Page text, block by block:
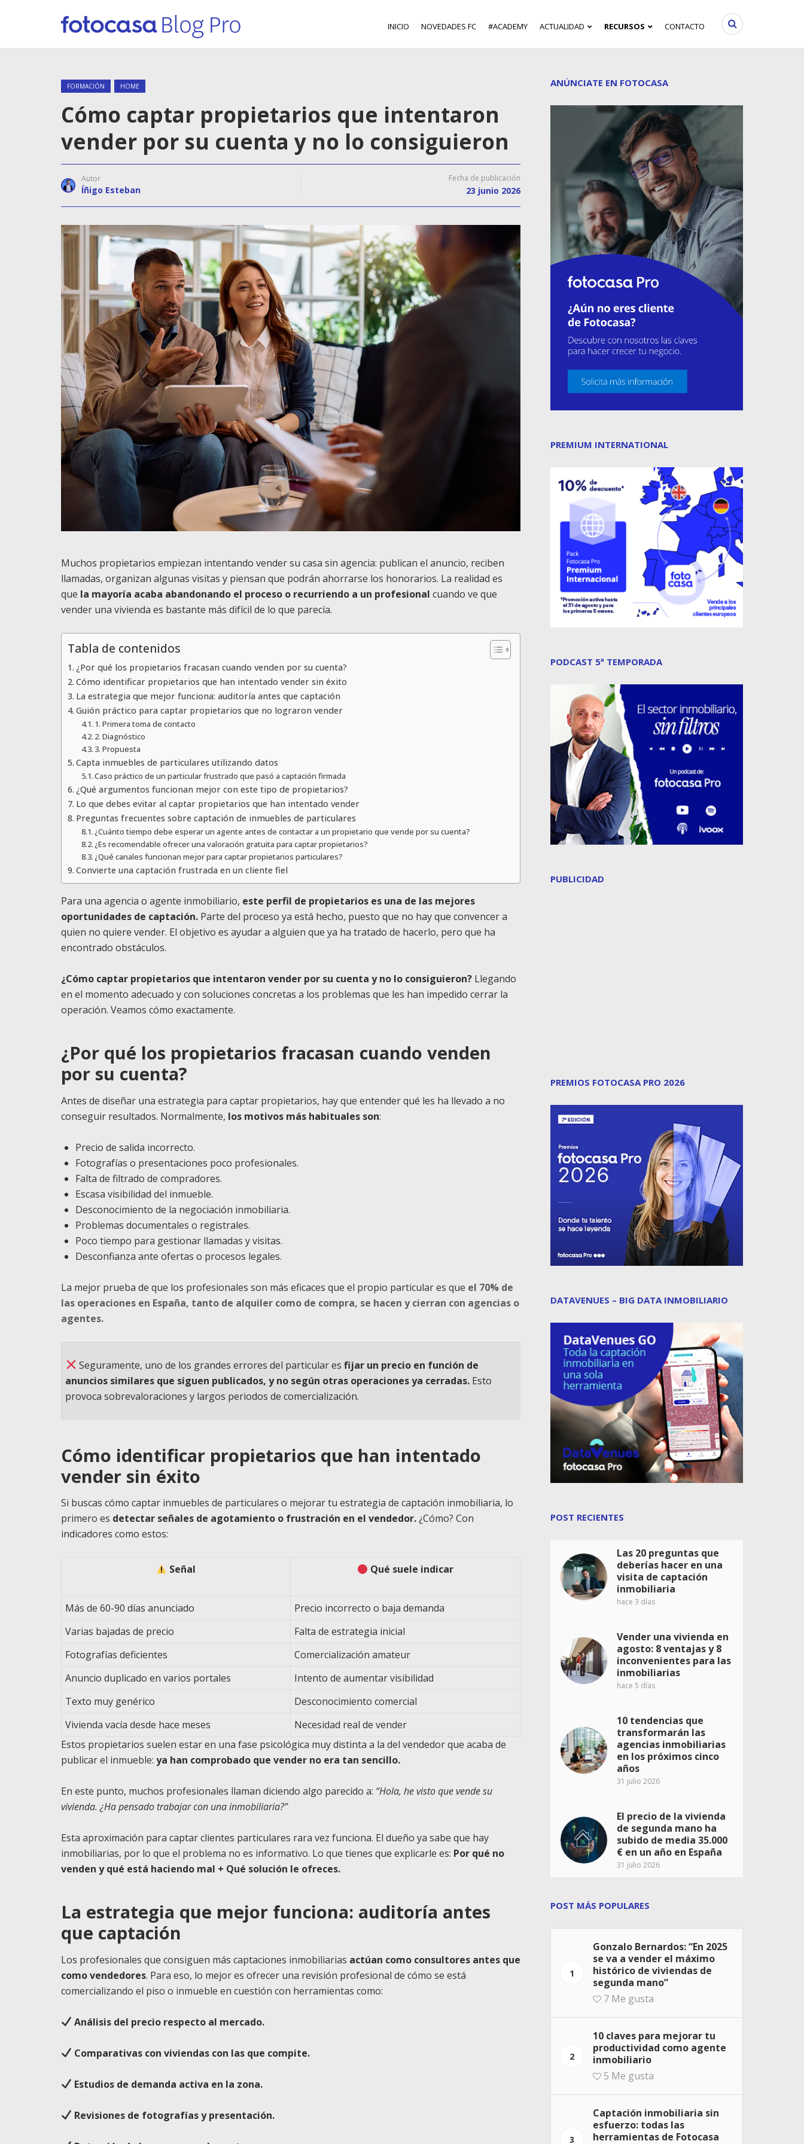
INICIO NOVEDADES FC #ACADEMY ACTUALIDAD RECURSOS CONTACTO
FORMACIÓN HOME
Cómo captar propietarios que intentaron
vender por su cuenta y no lo consiguieron
Autor
Íñigo Esteban
Fecha de publicación
23 junio 2026
Muchos propietarios empiezan intentando vender su casa sin agencia: publican el anuncio, reciben
llamadas, organizan algunas visitas y piensan que podrán ahorrarse los honorarios. La realidad es
que la mayoría acaba abandonando el proceso o recurriendo a un profesional cuando ve que
vender una vivienda es bastante más difícil de lo que parecía.
Tabla de contenidos
¿Por qué los propietarios fracasan cuando venden por su cuenta?
Cómo identificar propietarios que han intentado vender sin éxito
La estrategia que mejor funciona: auditoría antes que captación
Guión práctico para captar propietarios que no lograron vender
1. Primera toma de contacto
2. Diagnóstico
3. Propuesta
Capta inmuebles de particulares utilizando datos
Caso práctico de un particular frustrado que pasó a captación firmada
¿Qué argumentos funcionan mejor con este tipo de propietarios?
Lo que debes evitar al captar propietarios que han intentado vender
Preguntas frecuentes sobre captación de inmuebles de particulares
¿Cuánto tiempo debe esperar un agente antes de contactar a un propietario que vende por su cuenta?
¿Es recomendable ofrecer una valoración gratuita para captar propietarios?
¿Qué canales funcionan mejor para captar propietarios particulares?
Convierte una captación frustrada en un cliente fiel
Para una agencia o agente inmobiliario, este perfil de propietarios es una de las mejores
oportunidades de captación. Parte del proceso ya está hecho, puesto que no hay que convencer a
quien no quiere vender. El objetivo es ayudar a alguien que ya ha tratado de hacerlo, pero que ha
encontrado obstáculos.
¿Cómo captar propietarios que intentaron vender por su cuenta y no lo consiguieron? Llegando
en el momento adecuado y con soluciones concretas a los problemas que les han impedido cerrar la
operación. Veamos cómo exactamente.
¿Por qué los propietarios fracasan cuando venden
por su cuenta?
Antes de diseñar una estrategia para captar propietarios, hay que entender qué les ha llevado a no
conseguir resultados. Normalmente, los motivos más habituales son:
Precio de salida incorrecto.
Fotografías o presentaciones poco profesionales.
Falta de filtrado de compradores.
Escasa visibilidad del inmueble.
Desconocimiento de la negociación inmobiliaria.
Problemas documentales o registrales.
Poco tiempo para gestionar llamadas y visitas.
Desconfianza ante ofertas o procesos legales.
La mejor prueba de que los profesionales son más eficaces que el propio particular es que el 70% de
las operaciones en España, tanto de alquiler como de compra, se hacen y cierran con agencias o
agentes.
Seguramente, uno de los grandes errores del particular es fijar un precio en función de
anuncios similares que siguen publicados, y no según otras operaciones ya cerradas. Esto
provoca sobrevaloraciones y largos periodos de comercialización.
Cómo identificar propietarios que han intentado
vender sin éxito
Si buscas cómo captar inmuebles de particulares o mejorar tu estrategia de captación inmobiliaria, lo
primero es detectar señales de agotamiento o frustración en el vendedor.¿Cómo? Con
indicadores como estos:
Señal Qué suele indicar
Más de 60-90 días anunciado
Precio incorrecto o baja demanda
Varias bajadas de precio
Falta de estrategia inicial
Fotografías deficientes
Comercialización amateur
Anuncio duplicado en varios portales
Intento de aumentar visibilidad
Texto muy genérico
Desconocimiento comercial
Vivienda vacía desde hace meses
Necesidad real de vender
Estos propietarios suelen estar en una fase psicológica muy distinta a la del vendedor que acaba de
publicar el inmueble: ya han comprobado que vender no era tan sencillo.
En este punto, muchos profesionales llaman diciendo algo parecido a: “Hola, he visto que vende su
vivienda. ¿Ha pensado trabajar con una inmobiliaria?”
Esta aproximación para captar clientes particulares rara vez funciona. El dueño ya sabe que hay
inmobiliarias, por lo que el problema no es informativo. Lo que tienes que explicarle es: Por qué no
venden y qué está haciendo mal + Qué solución le ofreces.
La estrategia que mejor funciona: auditoría antes
que captación
Los profesionales que consiguen más captaciones inmobiliarias actúan como consultores antes que
como vendedores. Para eso, lo mejor es ofrecer una revisión profesional de cómo se está
comercializando el piso o inmueble en cuestión con herramientas como:
Análisis del precio respecto al mercado.
Comparativas con viviendas con las que compite.
Estudios de demanda activa en la zona.
Revisiones de fotografías y presentación.
ANÚNCIATE EN FOTOCASA
PREMIUM INTERNATIONAL
PODCAST 5ª TEMPORADA
PUBLICIDAD
PREMIOS FOTOCASA PRO 2026
DATAVENUES – BIG DATA INMOBILIARIO
POST RECIENTES
Las 20 preguntas que
deberías hacer en una
visita de captación
inmobiliaria
hace 3 días
Vender una vivienda en
agosto: 8 ventajas y 8
inconvenientes para las
inmobiliarias
hace 5 días
10 tendencias que
transformarán las
agencias inmobiliarias
en los próximos cinco
años
31 julio 2026
El precio de la vivienda
de segunda mano ha
subido de media 35.000
€ en un año en España
31 julio 2026
POST MÁS POPULARES
1
Gonzalo Bernardos: “En 2025
se va a vender el máximo
histórico de viviendas de
segunda mano”
7 Me gusta
2
10 claves para mejorar tu
productividad como agente
inmobiliario
5 Me gusta
3
Captación inmobiliaria sin
esfuerzo: todas las
herramientas de Fotocasa